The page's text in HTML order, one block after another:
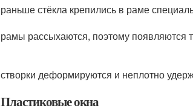
раньше стёкла крепились в раме
рамы рассыхаются, поэтому
створки деформируются и неплотно
Пластиковые окна